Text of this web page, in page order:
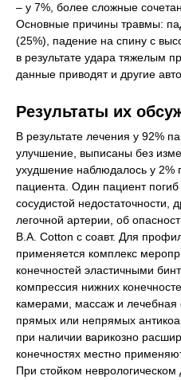
– у 7%, более сложные
Основные причины травмы:
(25%), падение на спину с
в результате удара тяжелым
данные приводят и другие
Результаты их
В результате лечения у 92%
улучшение, выписаны без
ухудшение наблюдалось у 2%
пациента. Один пациент
сосудистой недостаточности,
легочной артерии, об
B.A. Cotton с соавт. Для
применяется комплекс
конечностей эластичными
компрессия нижних
камерами, массаж и лечебная
прямых или непрямых
при наличии варикозно
конечностях местно
При стойком